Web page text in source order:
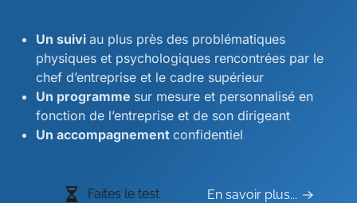
Un suivi au plus près des problématiques
physiques et psychologiques rencontrées par le
chef d’entreprise et le cadre supérieur
Un programme sur mesure et personnalisé en
fonction de l’entreprise et de son dirigeant
Un accompagnement confidentiel
Faites le test En savoir plus...